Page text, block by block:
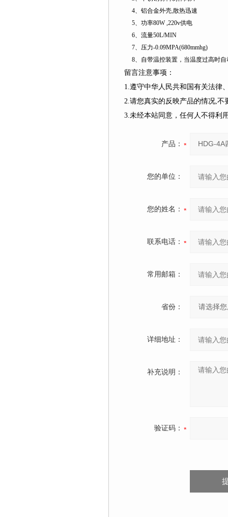
4、铝合金外壳,散热迅速
5、功率80W ,220v供电
6、流量50L/MIN
7、压力-0.09MPA(680mmhg)
8、自带温控装置，当温度过高时自
留言注意事项：
1.遵守中华人民共和国有关法律
2.请您真实的反映产品的情况,
3.未经本站同意，任何人不得利
产品：
您的单位：
您的姓名：
联系电话：
常用邮箱：
省份：
详细地址：
补充说明：
验证码：